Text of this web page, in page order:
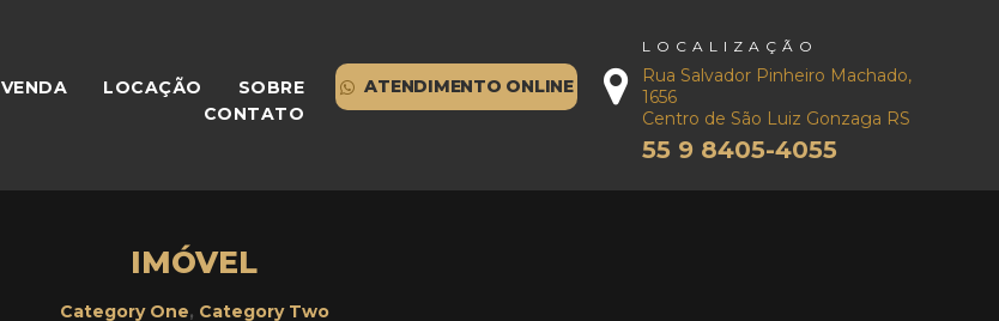
VENDA LOCAÇÃO
SOBRE
CONTATO
ATENDIMENTO ONLINE
LOCALIZAÇÃO
Rua Salvador Pinheiro Machado,
1656
Centro de São Luiz Gonzaga RS
55 9 8405-4055
IMÓVEL
Category One, Category Two